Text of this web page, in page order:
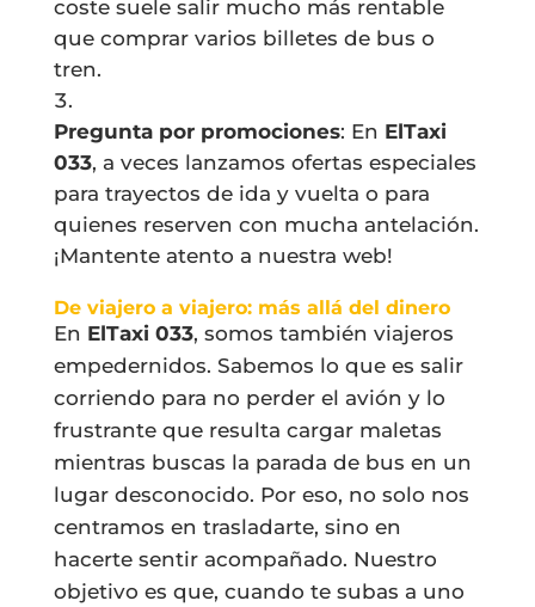
coste suele salir mucho más rentable
que comprar varios billetes de bus o
tren.
Pregunta por promociones: En ElTaxi
033, a veces lanzamos ofertas especiales
para trayectos de ida y vuelta o para
quienes reserven con mucha antelación.
¡Mantente atento a nuestra web!
De viajero a viajero: más allá del dinero
En ElTaxi 033, somos también viajeros
empedernidos. Sabemos lo que es salir
corriendo para no perder el avión y lo
frustrante que resulta cargar maletas
mientras buscas la parada de bus en un
lugar desconocido. Por eso, no solo nos
centramos en trasladarte, sino en
hacerte sentir acompañado. Nuestro
objetivo es que, cuando te subas a uno